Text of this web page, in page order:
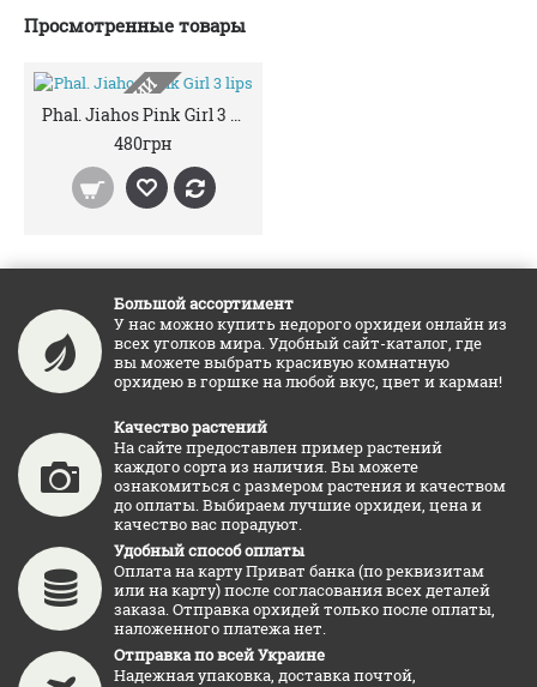
Просмотренные товары
НЕТ В НАЛИЧИИ
Phal. Jiahos Pink Girl 3 lips
480грн
Большой ассортимент
У нас можно купить недорого орхидеи онлайн из
всех уголков мира. Удобный сайт-каталог, где
вы можете выбрать красивую комнатную
орхидею в горшке на любой вкус, цвет и карман!
Качество растений
На сайте предоставлен пример растений
каждого сорта из наличия. Вы можете
ознакомиться с размером растения и качеством
до оплаты. Выбираем лучшие орхидеи, цена и
качество вас порадуют.
Удобный способ оплаты
Оплата на карту Приват банка (по реквизитам
или на карту) после согласования всех деталей
заказа. Отправка орхидей только после оплаты,
наложенного платежа нет.
Отправка по всей Украине
Надежная упаковка, доставка почтой,